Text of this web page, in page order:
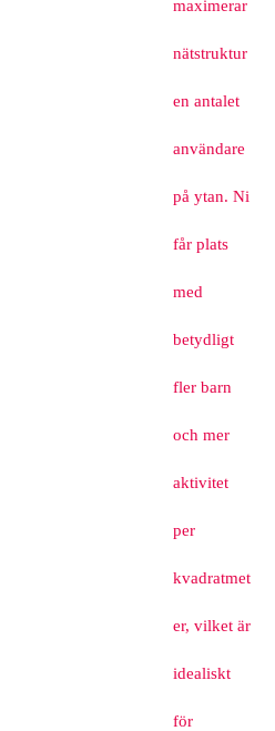
maximerar
nätstruktur
en antalet
användare
på ytan. Ni
får plats
med
betydligt
fler barn
och mer
aktivitet
per
kvadratmet
er, vilket är
idealiskt
för